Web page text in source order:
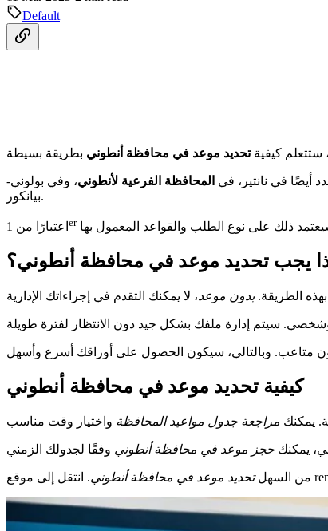
Default
ستتعلم كيفيةتحديد موعد في محافظة أنطوني
أيضًا في نانتير، في المحافظة الفرعية لأنطوني، وفي بولوني-
بيانكور.
اعتبارًا من 1 er
يجب تحديد موعد في محافظة أنطوني؟
الطريقة.بدون موعد
كيفية تحديد موعد في محافظة أنطوني
يمكنك مراجعة جدول مواعيد المحافظة
يمكنك حجز موعد في محافظة أنطوني
من السهلتحديد موعد في محافظة أنطوني